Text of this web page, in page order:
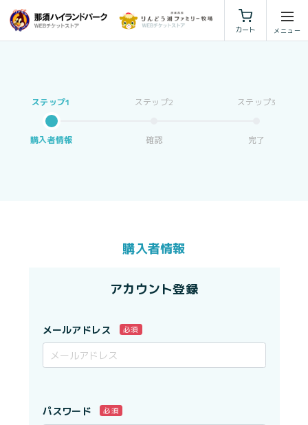
カート
特定商取引法に基づく表示
購入者情報 確認 完了
購入者情報
アカウント登録
メールアドレス 必須
パスワード 必須